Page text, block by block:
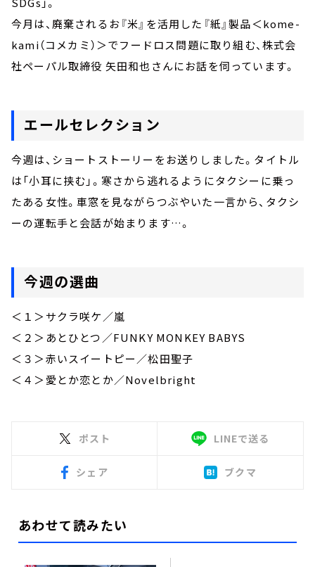
今月は、廃棄されるお『米』を活用した『紙』製品＜kome-
kami（コメカミ）＞でフードロス問題に取り組む、株式会
社ペーパル取締役 矢田和也さんにお話を伺っています。
エールセレクション
今週は、ショートストーリーをお送りしました。タイトル
は「小耳に挟む」。寒さから逃れるようにタクシーに乗っ
たある女性。車窓を見ながらつぶやいた一言から、タクシ
ーの運転手と会話が始まります…。
今週の選曲
＜１＞サクラ咲ケ／嵐
＜２＞あとひとつ／FUNKY MONKEY BABYS
＜３＞赤いスイートピー／松田聖子
＜４＞愛とか恋とか／Novelbright
ポスト LINEで送る
シェア ブクマ
あわせて読みたい